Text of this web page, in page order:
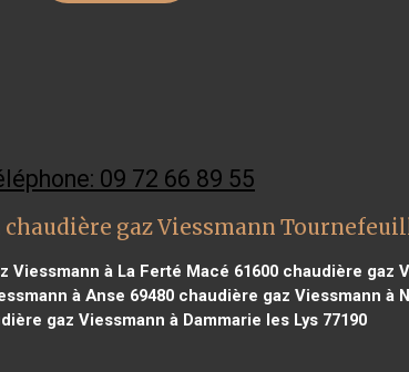
09 72 66 89 55
gaz Viessmann
Viessmann à La Ferté Macé 61600chaudière gaz
à Anse 69480 chaudière gaz Viessmann à
gaz Viessmann à Dammarie les Lys 77190